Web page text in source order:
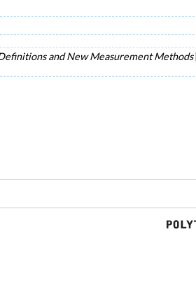
and New Measurement Methods